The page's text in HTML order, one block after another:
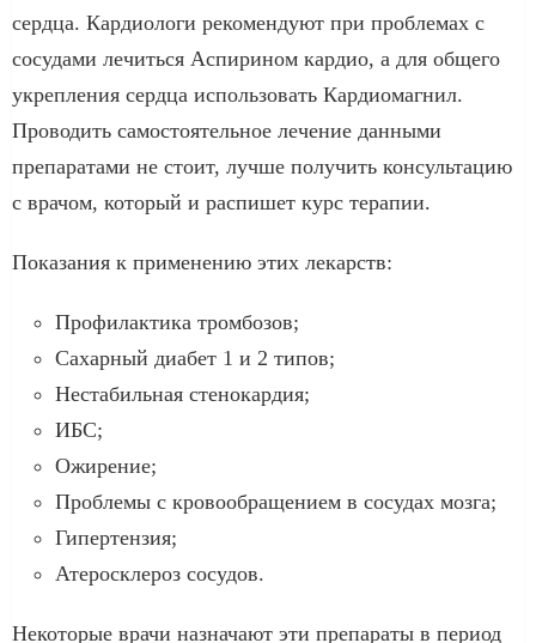
сердца. Кардиологи рекомендуют при проблемах с
сосудами лечиться Аспирином кардио, а для общего
укрепления сердца использовать Кардиомагнил.
Проводить самостоятельное лечение данными
препаратами не стоит, лучше получить консультацию
с врачом, который и распишет курс терапии.
Показания к применению этих лекарств:
Профилактика тромбозов;
Сахарный диабет 1 и 2 типов;
Нестабильная стенокардия;
ИБС;
Ожирение;
Проблемы с кровообращением в сосудах мозга;
Гипертензия;
Атеросклероз сосудов.
Некоторые врачи назначают эти препараты в период